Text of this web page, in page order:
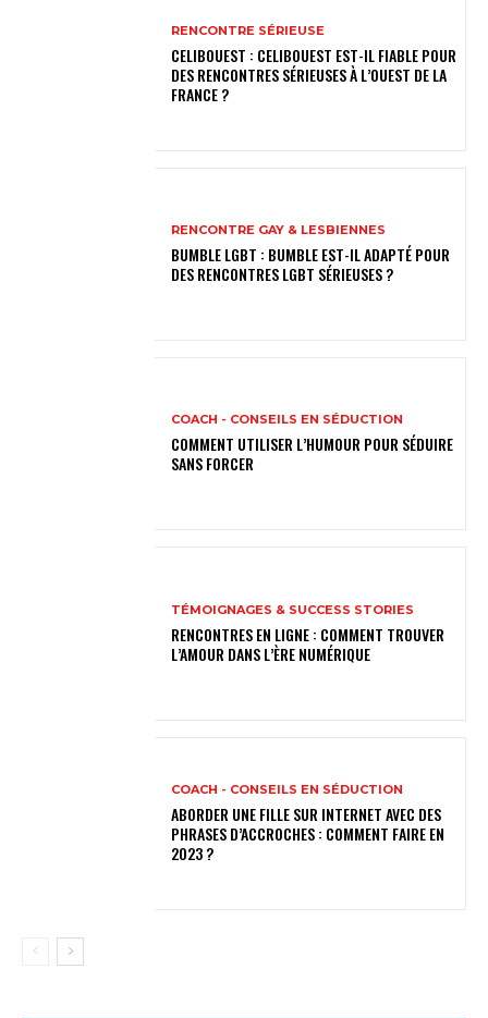
RENCONTRE SÉRIEUSE
CELIBOUEST : CELIBOUEST EST-IL FIABLE POUR
DES RENCONTRES SÉRIEUSES À L’OUEST DE LA
FRANCE ?
RENCONTRE GAY & LESBIENNES
BUMBLE LGBT : BUMBLE EST-IL ADAPTÉ POUR
DES RENCONTRES LGBT SÉRIEUSES ?
COACH - CONSEILS EN SÉDUCTION
COMMENT UTILISER L’HUMOUR POUR SÉDUIRE
SANS FORCER
TÉMOIGNAGES & SUCCESS STORIES
RENCONTRES EN LIGNE : COMMENT TROUVER
L’AMOUR DANS L’ÈRE NUMÉRIQUE
COACH - CONSEILS EN SÉDUCTION
ABORDER UNE FILLE SUR INTERNET AVEC DES
PHRASES D’ACCROCHES : COMMENT FAIRE EN
2023 ?